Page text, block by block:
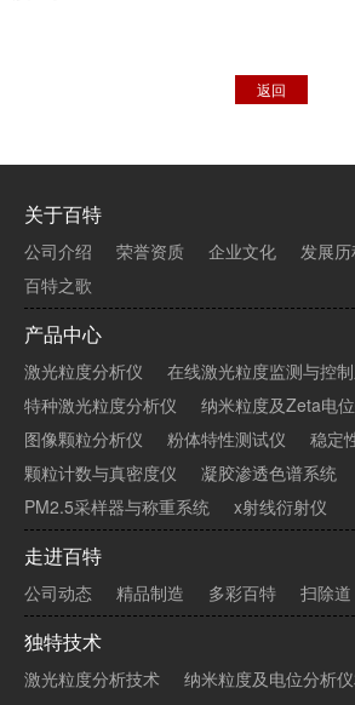
返回
关于百特
公司介绍 荣誉资质 企业文化 发展历
百特之歌
产品中心
激光粒度分析仪
在线激光粒度监测与控
特种激光粒度分析仪
纳米粒度及Zeta电
图像颗粒分析仪
粉体特性测试仪
稳定
颗粒计数与真密度仪
凝胶渗透色谱系统
PM2.5采样器与称重系统
x射线衍射仪
走进百特
公司动态 精品制造 多彩百特 扫除道
独特技术
激光粒度分析技术
纳米粒度及电位分析